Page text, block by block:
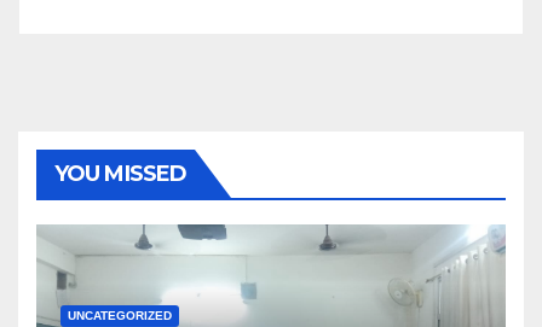
YOU MISSED
UNCATEGORIZED